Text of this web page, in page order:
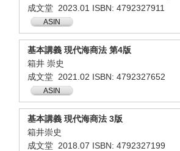
成文堂 2023.01 ISBN: 4792327911
ASIN
基本講義 現代海商法 第4版
箱井 崇史
成文堂 2021.02 ISBN: 4792327652
ASIN
基本講義 現代海商法 3版
箱井崇史
成文堂 2018.07 ISBN: 4792327199